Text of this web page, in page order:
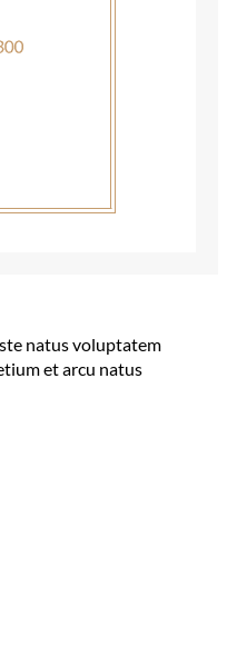
natus voluptatem
et arcu natus